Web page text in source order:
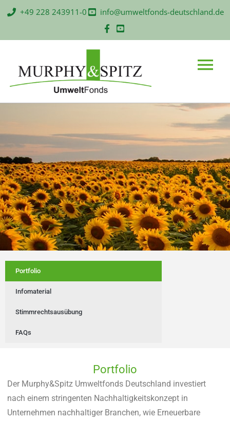
Inhalt +49 228 243911-0 info@umweltfonds-deutschland.de
Main
Menu
Portfolio
Infomaterial
Stimmrechtsausübung
FAQs
Portfolio
Der Murphy&Spitz Umweltfonds Deutschland investiert
nach einem stringenten Nachhaltigkeitskonzept in
Unternehmen nachhaltiger Branchen, wie Erneuerbare